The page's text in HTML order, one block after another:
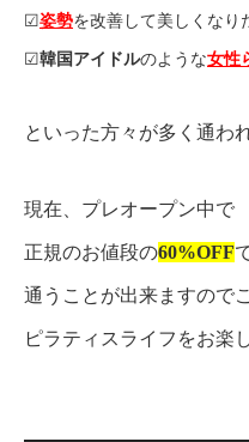
☑︎姿勢を改善して美しくなり
☑︎韓国アイドルのような女性
といった方々が多く通わ
現在、プレオープン中で
正規のお値段の60%OFF
通うことが出来ますので
ピラティスライフをお楽